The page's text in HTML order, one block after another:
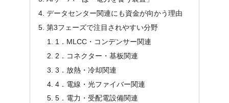
データセンター関連にも資金が向かう理由
第3フェーズで注目されやすい分野
1．MLCC・コンデンサー関連
2．コネクター・基板関連
3．放熱・冷却関連
4．電線・光ファイバー関連
5．電力・受配電設備関連